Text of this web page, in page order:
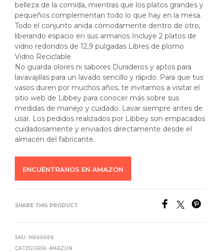
belleza de la comida, mientras que los platos grandes y
pequeños complementan todo lo que hay en la mesa.
Todo el conjunto anida cómodamente dentro de otro,
liberando espacio en sus armarios Incluye 2 platos de
vidrio redondos de 12,9 pulgadas Libres de plomo
Vidrio Reciclable
No guarda olores ni sabores Duraderos y aptos para
lavavajillas para un lavado sencillo y rápido. Para que tus
vasos duren por muchos años, te invitamos a visitar el
sitio web de Libbey para conocer más sobre sus
medidas de manejo y cuidado. Lavar siempre antes de
usar. Los pedidos realizados por Libbey son empacados
cuidadosamente y enviados directamente desde el
almacén del fabricante.
ENCUÉNTRANOS EN AMAZON
SHARE THIS PRODUCT
SKU: M666669
CATEGORÍA: AMAZON